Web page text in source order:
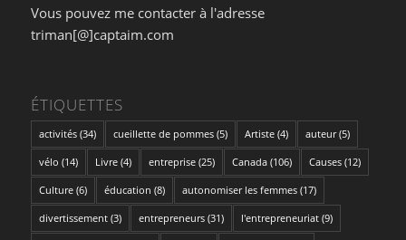
Vous pouvez me contacter à l'adresse
triman[@]captaim.com
ÉTIQUETTES
activités(34) cueillette de pommes(5) Artiste(4) auteur(5)
vélo (14) Livre(4) entreprise(25) Canada(106) Causes(12)
Culture(6) éducation (8) autonomiser les femmes(17)
divertissement(3) entrepreneurs(31) l'entrepreneuriat(9)